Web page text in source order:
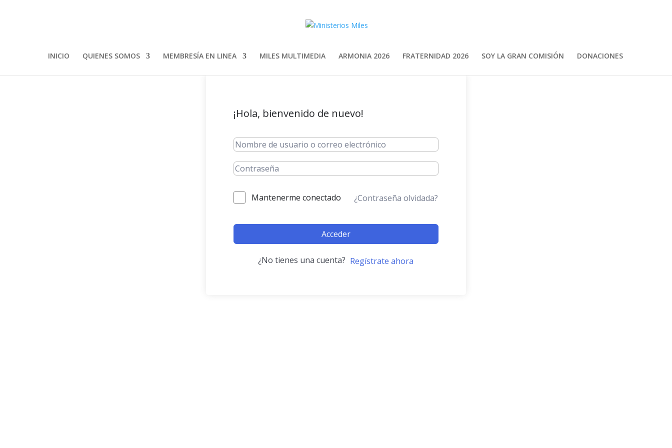
INICIO QUIENES SOMOS MEMBRESÍA EN LINEA MILES MULTIMEDIA ARMONIA 2026 FRATERNIDAD 2026 SOY LA GRAN COMISIÓN DONACIONES
¡Hola, bienvenido de nuevo!
Mantenerme conectado ¿Contraseña olvidada?
Acceder
¿No tienes una cuenta? Regístrate ahora